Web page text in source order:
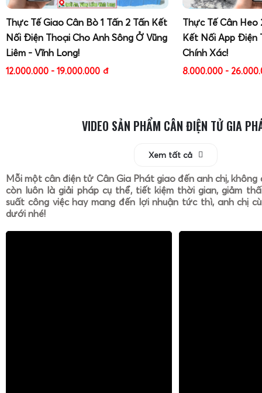
hình ảnh thương hiệu và thuận tiện cho việc kiểm soát hạn
Thực Tế Giao Cân Bò 1 Tấn 2 Tấn Kết
Nối Điện Thoại Cho Anh Sông Ở Vũng
Liêm - Vĩnh Long!
12.000.000 - 19.000.000 đ
Thực Tế Cân
Kết Nối App Điện
Chính Xác!
8.000.000 -
VIDEO SẢN PHẨM CÂN ĐIỆN TỬ GIA
Xem tất cả
Mỗi một cân điện tử Cân Gia Phát giao đến anh chị, không
còn luôn là giải pháp cụ thể, tiết kiệm thời gian, giảm
suất công việc hay mang đến lợi nhuận tức thì, anh chị
dưới nhé!